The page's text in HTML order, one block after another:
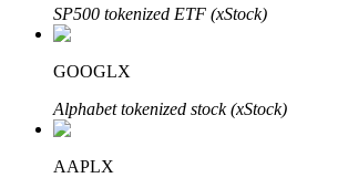
Naucz się stakingu
Dowiedz się, jak uzyskać dochód pasywny
SP500 tokenized ETF (xStock)
GOOGLX
Alphabet tokenized stock (xStock)
AAPLX